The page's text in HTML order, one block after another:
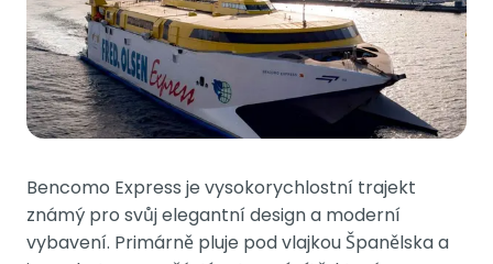
Bencomo Express je vysokorychlostní trajekt
známý pro svůj elegantní design a moderní
vybavení. Primárně pluje pod vlajkou Španělska a